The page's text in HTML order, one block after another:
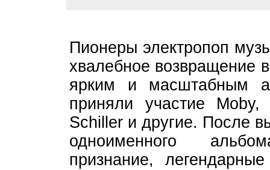
Пионеры электропоп
хвалебное возвращение
ярким и масштабным
приняли участие
Schiller и другие. После
одноименного
признание,